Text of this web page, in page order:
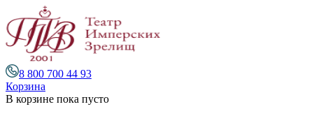
8 800 700 44 93
Корзина
В корзине пока пусто